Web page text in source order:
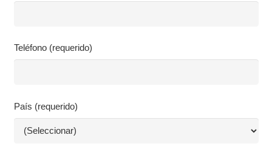
Teléfono (requerido)
País (requerido)